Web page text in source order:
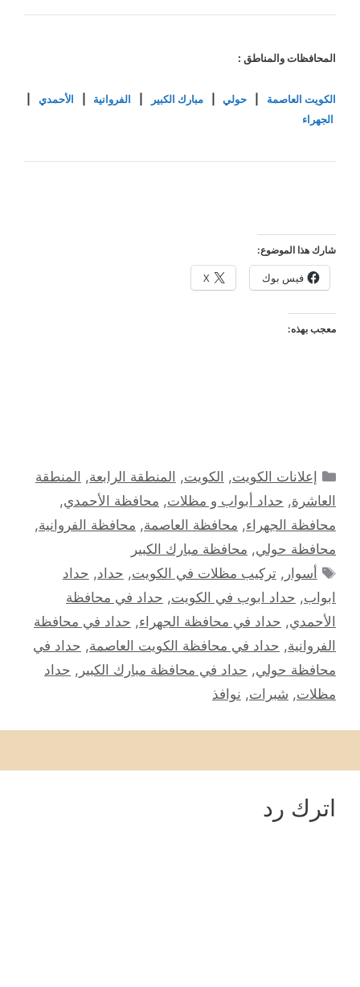
المحافظات والمناطق :
الكويت العاصمة حولي|مبارك الكبير الفروانية الأحمدي
الجهراء
شارك هذا الموضوع:
فيس بوك X
معجب بهذه:
التصنيفات
إعلانات الكويت, الكويت, المنطقة الرابعة, المنطقة
العاشرة, حداد أبواب و مظلات, محافظة الأحمدي,
محافظة الجهراء, محافظة العاصمة, محافظة الفروانية,
محافظة حولي, محافظة مبارك الكبير
الوسوم
أسوار ,تركيب مظلات في الكويت, حداد, حداد
ابواب, حداد ابوب في الكويت, حداد في محافظة
الأحمدي, حداد في محافظة الجهراء, حداد في محافظة
الفروانية, حداد في محافظة الكويت العاصمة, حداد في
محافظة حولي, حداد في محافظة مبارك الكبير , حداد
مظلات, شبرات, نوافذ
اترك رد